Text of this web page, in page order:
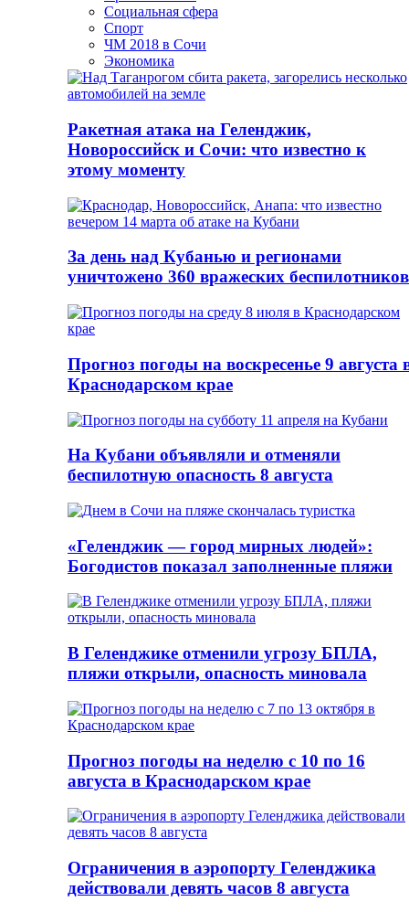
Социальная сфера
Спорт
ЧМ 2018 в Сочи
Экономика
Ракетная атака на Геленджик,
Новороссийск и Сочи: что известно к
этому моменту
За день над Кубанью и регионами
уничтожено 360 вражеских беспилотников
Прогноз погоды на воскресенье 9 августа
Краснодарском крае
На Кубани объявляли и отменяли
беспилотную опасность 8 августа
«Геленджик — город мирных людей»:
Богодистов показал заполненные пляжи
В Геленджике отменили угрозу БПЛА,
пляжи открыли, опасность миновала
Прогноз погоды на неделю с 10 по 16
августа в Краснодарском крае
Ограничения в аэропорту Геленджика
действовали девять часов 8 августа